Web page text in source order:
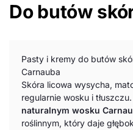
Do butów
Pasty i kremy do butów
Carnauba
Skóra licowa wysycha,
regularnie wosku i
naturalnym wosku
roślinnym, który daje